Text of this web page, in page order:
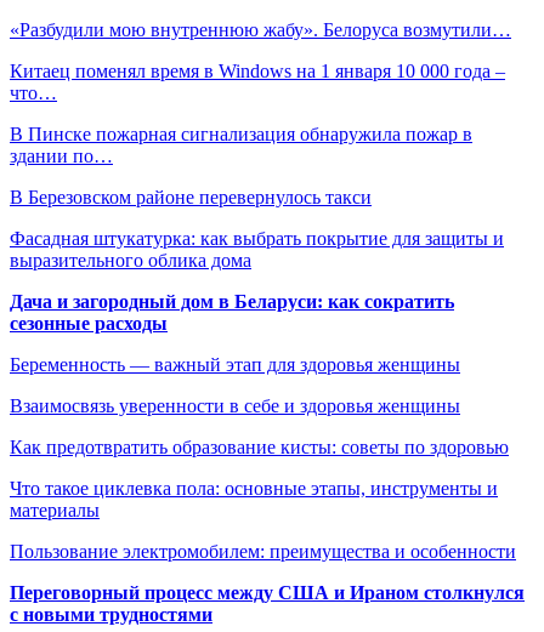
«Разбудили мою внутреннюю жабу». Белоруса возмутили…
Китаец поменял время в Windows на 1 января 10 000 года –
что…
В Пинске пожарная сигнализация обнаружила пожар в
здании по…
В Березовском районе перевернулось такси
Фасадная штукатурка: как выбрать покрытие для защиты и
выразительного облика дома
Дача и загородный дом в Беларуси: как сократить
сезонные расходы
Беременность — важный этап для здоровья женщины
Взаимосвязь уверенности в себе и здоровья женщины
Как предотвратить образование кисты: советы по здоровью
Что такое циклевка пола: основные этапы, инструменты и
материалы
Пользование электромобилем: преимущества и особенности
Переговорный процесс между США и Ираном столкнулся
с новыми трудностями